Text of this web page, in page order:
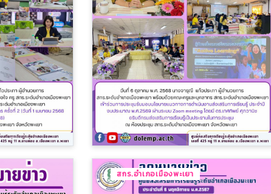
สกร.อำเภอเมืองพะเยา